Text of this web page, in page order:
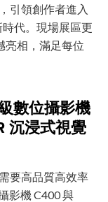
引領創作者進入
代。現場展區更
亮相，滿足每位
數位攝影機
沉浸式視覺
要高品質高效率
影機 C400 與